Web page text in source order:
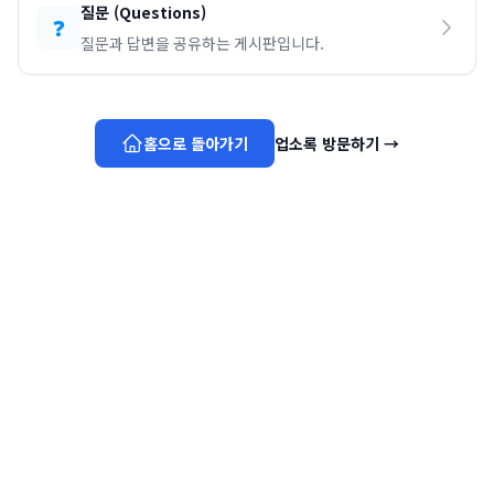
❓ 질문 (Questions)
질문과 답변을 공유하는 게시판입니다.
홈으로 돌아가기 업소록 방문하기 →